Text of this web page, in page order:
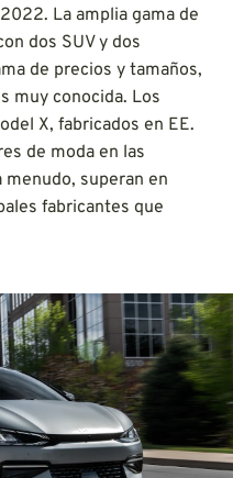
La amplia gama de
dos SUV y dos
de precios y tamaños,
muy conocida. Los
X, fabricados en EE.
de moda en las
superan en
fabricantes que